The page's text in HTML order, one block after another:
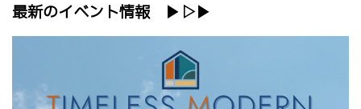
最新のイベント情報 ▶▷▶